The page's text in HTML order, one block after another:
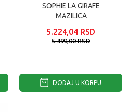
SOPHIE LA GIRAFE
MAZILICA
5.224,04 RSD
5.499,00RSD
DODAJ U KORPU